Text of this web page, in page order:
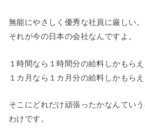
無能にやさしく優秀な社員に厳しい。
それが今の日本の会社なんですよ。
１時間なら１時間分の給料しかもらえ
１カ月なら１カ月分の給料しかもらえ
そこにどれだけ頑張ったかなんてい
わけです。